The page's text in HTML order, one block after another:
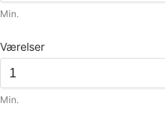
Min.
Værelser
Min.